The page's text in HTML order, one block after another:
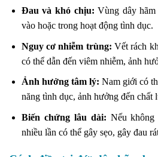
Đau và khó chịu: Vùng dây
vào hoặc trong hoạt động tình dục.
Nguy cơ nhiễm trùng: Vết rách
có thể dẫn đến viêm nhiễm, ảnh
Ảnh hưởng tâm lý: Nam giới có
năng tình dục, ảnh hưởng đến chất
Biến chứng lâu dài: Nếu
nhiều lần có thể gây sẹo, gây đau